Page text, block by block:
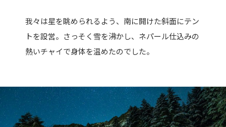
我々は星を眺められるよう、南に開けた斜面にテン
トを設営。さっそく雪を沸かし、ネパール仕込みの
熱いチャイで身体を温めたのでした。